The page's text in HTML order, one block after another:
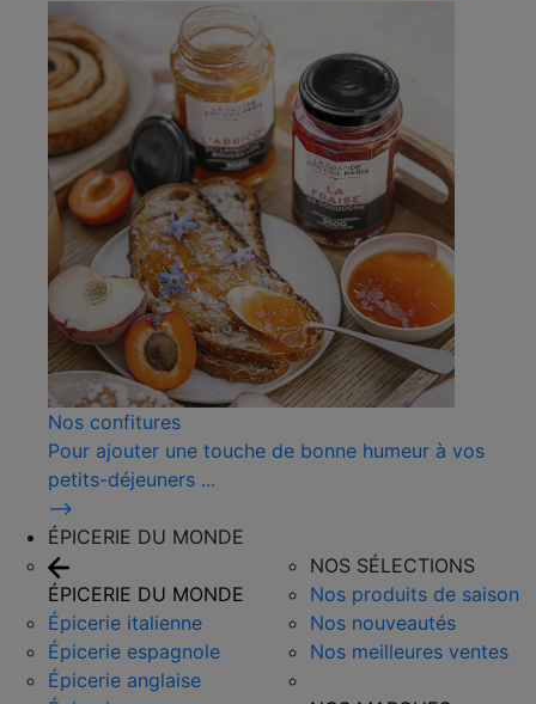
Nos confitures
Pour ajouter une touche de bonne humeur à vos
petits-déjeuners ...
⟶
ÉPICERIE DU MONDE
ÉPICERIE DU MONDE
Épicerie italienne
Épicerie espagnole
Épicerie anglaise
NOS SÉLECTIONS
Nos produits de saison
Nos nouveautés
Nos meilleures ventes